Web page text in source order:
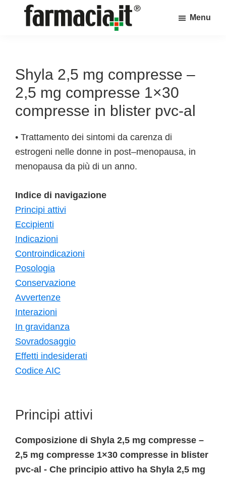
sul
mondo
della
farmacia
Menu
Shyla 2,5 mg compresse –
2,5 mg compresse 1×30
compresse in blister pvc-al
• Trattamento dei sintomi da carenza di
estrogeni nelle donne in post–menopausa, in
menopausa da più di un anno.
Indice di navigazione
Principi attivi
Eccipienti
Indicazioni
Controindicazioni
Posologia
Conservazione
Avvertenze
Interazioni
In gravidanza
Sovradosaggio
Effetti indesiderati
Codice AIC
Principi attivi
Composizione di Shyla 2,5 mg compresse –
2,5 mg compresse 1×30 compresse in blister
pvc-al - Che principio attivo ha Shyla 2,5 mg